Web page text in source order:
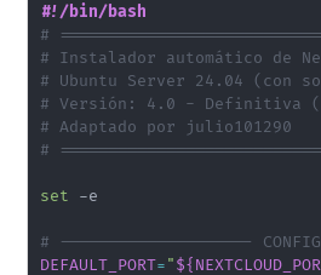
#!/bin/bash
#
# Instalador automático de
# Ubuntu Server 24.04 (con
# Versión: 4.0 - Definitiva
# Adaptado por julio101290
#
set -e
# --------------------
DEFAULT_PORT="